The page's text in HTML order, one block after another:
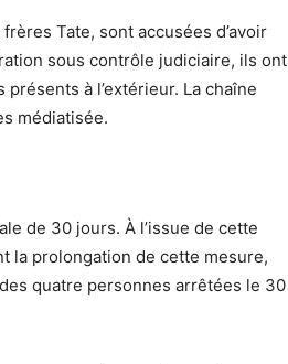
Tate, sont accusées d’avoir
sous contrôle judiciaire, ils ont
à l’extérieur. La chaîne
médiatisée.
de 30 jours. À l’issue de cette
la prolongation de cette mesure,
quatre personnes arrêtées le 30